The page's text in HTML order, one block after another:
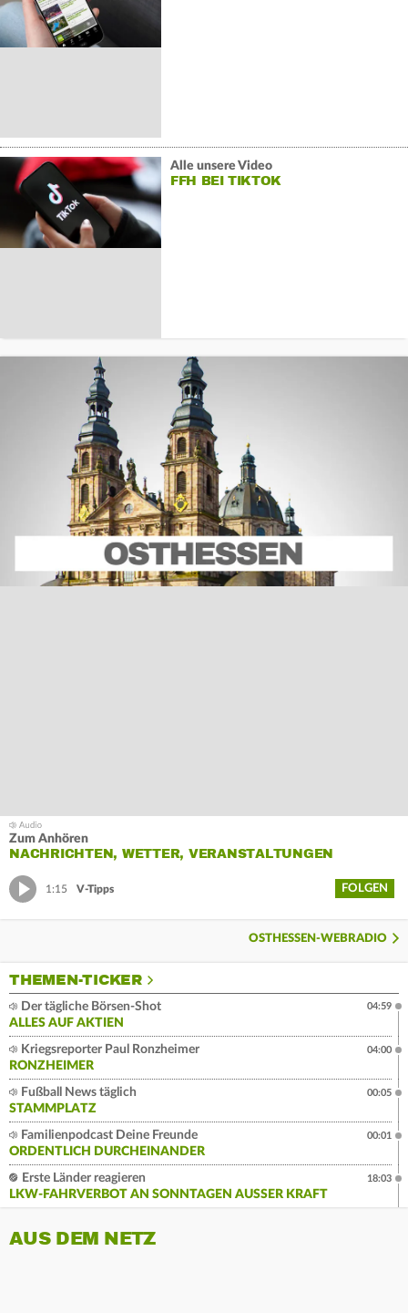
Alle unsere Video
FFH BEI TIKTOK
Zum Anhören
NACHRICHTEN, WETTER, VERANSTALTUNGEN
1:15 V-Tipps FOLGEN
OSTHESSEN-WEBRADIO
THEMEN-TICKER
Der tägliche Börsen-Shot
ALLES AUF AKTIEN
04:59
Kriegsreporter Paul Ronzheimer
RONZHEIMER
04:00
Fußball News täglich
STAMMPLATZ
00:05
Familienpodcast Deine Freunde
ORDENTLICH DURCHEINANDER
00:01
Erste Länder reagieren
LKW-FAHRVERBOT AN SONNTAGEN AUSSER KRAFT
18:03
AUS DEM NETZ